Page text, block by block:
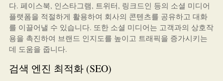
다. 페이스북, 인스타그램, 트위터, 링크드인 등의 소셜 미디어
플랫폼을 적절하게 활용하여 회사의 콘텐츠를 공유하고 대화
를 이끌어낼 수 있습니다. 또한 소셜 미디어는 고객과의 상호작
용을 촉진하여 브랜드 인지도를 높이고 트래픽을 증가시키는
데 도움을 줍니다.
검색 엔진 최적화 (SEO)